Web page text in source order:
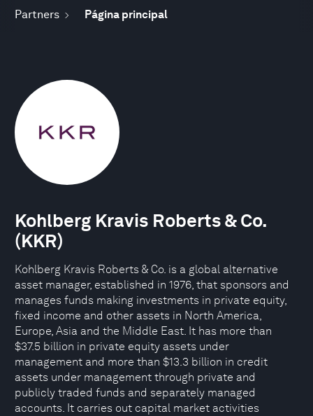
Partners Página principal
Kohlberg Kravis Roberts & Co.
(KKR)
Kohlberg Kravis Roberts & Co. is a global alternative
asset manager, established in 1976, that sponsors and
manages funds making investments in private equity,
fixed income and other assets in North America,
Europe, Asia and the Middle East. It has more than
$37.5 billion in private equity assets under
management and more than $13.3 billion in credit
assets under management through private and
publicly traded funds and separately managed
accounts. It carries out capital market activities